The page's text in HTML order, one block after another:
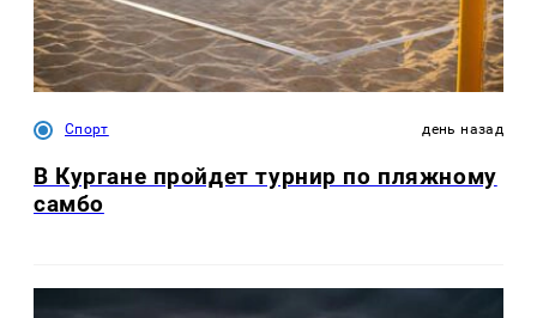
Спорт день назад
В Кургане пройдет турнир по пляжному
самбо